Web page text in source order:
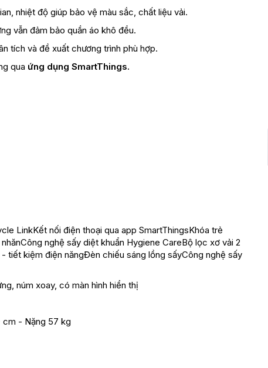
nhiệt độ giúp bảo vệ màu sắc, chất liệu vải.
vẫn đảm bảo quần áo khô đều.
tích và đề xuất chương trình phù hợp.
qua ứng dụng SmartThings.
LinkKết nối điện thoại qua app SmartThingsKhóa trẻ
nghệ sấy diệt khuẩn Hygiene CareBộ lọc xơ vải 2
tiết kiệm điện năngĐèn chiếu sáng lồng sấyCông nghệ sấy
núm xoay, có màn hình hiển thị
- Nặng 57 kg